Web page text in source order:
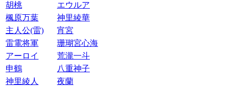
胡桃
エウルア
楓原万葉
神里綾華
主人公(雷)
宵宮
雷電将軍
珊瑚宮心海
アーロイ
荒瀧一斗
申鶴
八重神子
神里綾人
夜蘭